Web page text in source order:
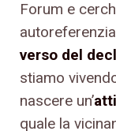
Forum e
verso del
stiamo
nascere un’
quale la